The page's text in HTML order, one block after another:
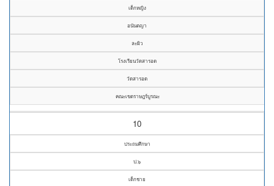
เด็กหญิง
อนันตญา
ละผิว
โรงเรียนวัดสารอด
วัดสารอด
คณะเขตราษฎร์บูรณะ
10
ประถมศึกษา
ป.๖
เด็กชาย